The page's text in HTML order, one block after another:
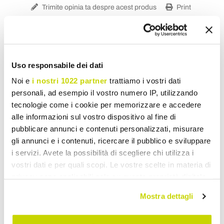
Uso responsabile dei dati
Noi e i nostri 1022 partner trattiamo i vostri dati
personali, ad esempio il vostro numero IP, utilizzando
tecnologie come i cookie per memorizzare e accedere
alle informazioni sul vostro dispositivo al fine di
pubblicare annunci e contenuti personalizzati, misurare
gli annunci e i contenuti, ricercare il pubblico e sviluppare
i servizi. Avete la possibilità di scegliere chi utilizza i
vostri dati e per quali scopi. Le vostre scelte in materia di
modificare o revocare il proprio consenso in qualsiasi
momento dalla Dichiarazione sui cookie o facendo clic
Mostra dettagli
Trimite opinia ta despre acest produs Print
Lămpi de Perete Clasice